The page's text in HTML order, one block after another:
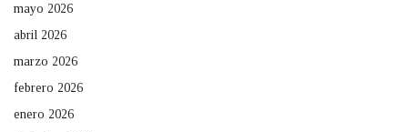
mayo 2026
abril 2026
marzo 2026
febrero 2026
enero 2026